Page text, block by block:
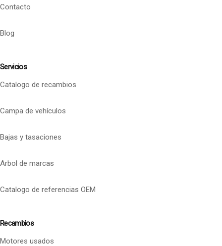
Contacto
Blog
Servicios
Catalogo de recambios
Campa de vehículos
Bajas y tasaciones
Arbol de marcas
Catalogo de referencias OEM
Recambios
Motores usados